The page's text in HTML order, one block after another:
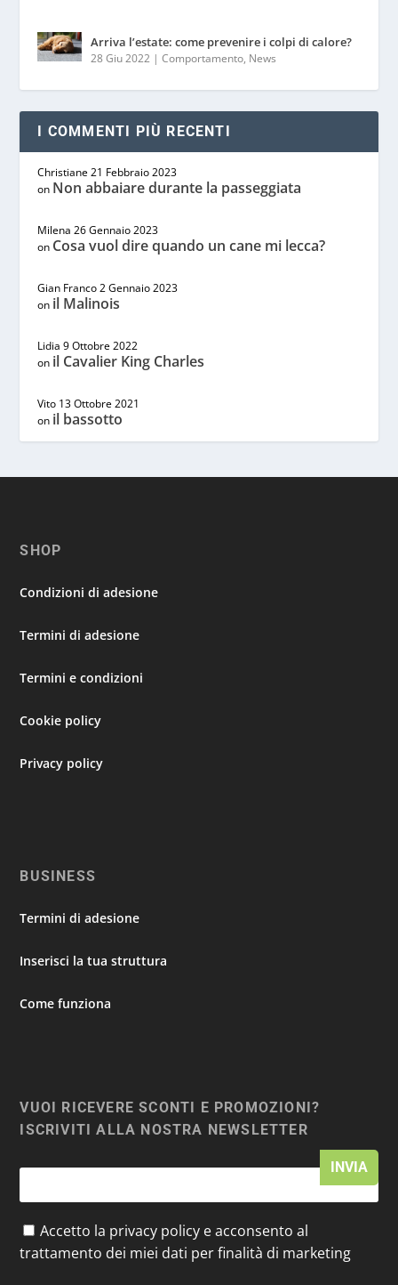
Arriva l’estate: come prevenire i colpi di calore?
28 Giu 2022 |Comportamento, News
I COMMENTI PIÙ RECENTI
Christiane 21 Febbraio 2023
on Non abbaiare durante la passeggiata
Milena 26 Gennaio 2023
on Cosa vuol dire quando un cane mi lecca?
Gian Franco 2 Gennaio 2023
on il Malinois
Lidia 9 Ottobre 2022
on il Cavalier King Charles
Vito 13 Ottobre 2021
on il bassotto
SHOP
Condizioni di adesione
Termini di adesione
Termini e condizioni
Cookie policy
Privacy policy
BUSINESS
Termini di adesione
Inserisci la tua struttura
Come funziona
VUOI RICEVERE SCONTI E PROMOZIONI?
ISCRIVITI ALLA NOSTRA NEWSLETTER
Accetto la privacy policy e acconsento al
trattamento dei miei dati per finalità di marketing